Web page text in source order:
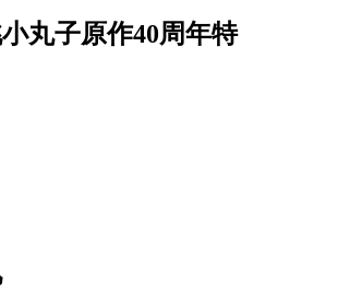
丸子原作40周年特